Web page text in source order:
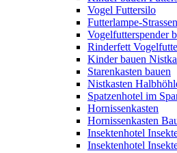
Vogel Futtersilo
Futterlampe-
Vogelfutterspender
Rinderfett
Kinder bauen
Starenkasten bauen
Nistkasten
Spatzenhotel im
Hornissenkasten
Hornissenkasten
Insektenhotel
Insektenhotel